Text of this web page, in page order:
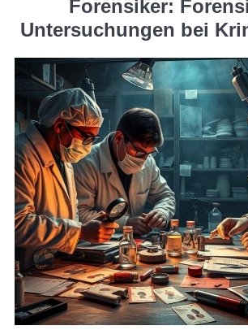
Forensiker:
Untersuchungen bei